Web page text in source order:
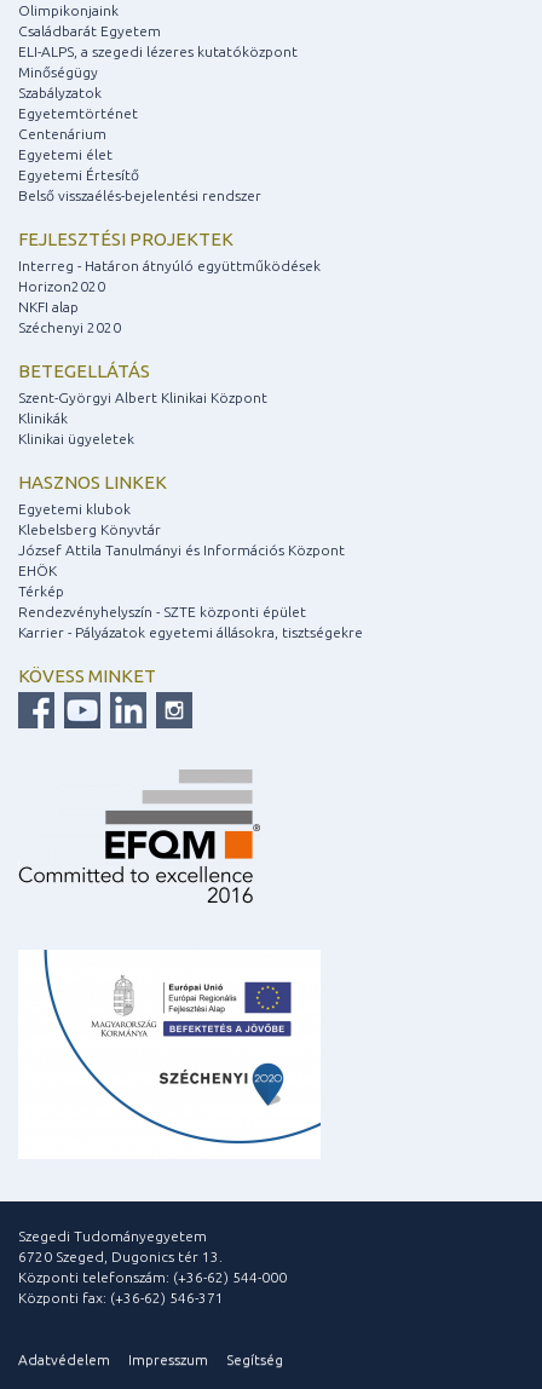
Olimpikonjaink
Családbarát Egyetem
ELI-ALPS, a szegedi lézeres kutatóközpont
Minőségügy
Szabályzatok
Egyetemtörténet
Centenárium
Egyetemi élet
Egyetemi Értesítő
Belső visszaélés-bejelentési rendszer
FEJLESZTÉSI PROJEKTEK
Interreg - Határon átnyúló együttműködések
Horizon2020
NKFI alap
Széchenyi 2020
BETEGELLÁTÁS
Szent-Györgyi Albert Klinikai Központ
Klinikák
Klinikai ügyeletek
HASZNOS LINKEK
Egyetemi klubok
Klebelsberg Könyvtár
József Attila Tanulmányi és Információs Központ
EHÖK
Térkép
Rendezvényhelyszín - SZTE központi épület
Karrier - Pályázatok egyetemi állásokra, tisztségekre
KÖVESS MINKET
Szegedi Tudományegyetem
6720 Szeged, Dugonics tér 13.
Központi telefonszám: (+36-62) 544-000
Központi fax: (+36-62) 546-371
Adatvédelem Impresszum Segítség